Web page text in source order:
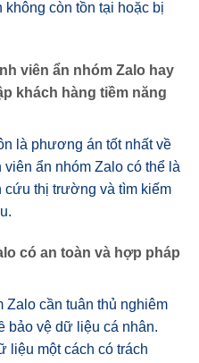
còn tồn tại hoặc bị
viên ẩn nhóm Zalo hay
khách hàng tiềm năng
là phương án tốt nhất về
viên ẩn nhóm Zalo có thể là
cứu thị trường và tìm kiếm
có an toàn và hợp pháp
Zalo cần tuân thủ nghiêm
bảo vệ dữ liệu cá nhân.
liệu một cách có trách